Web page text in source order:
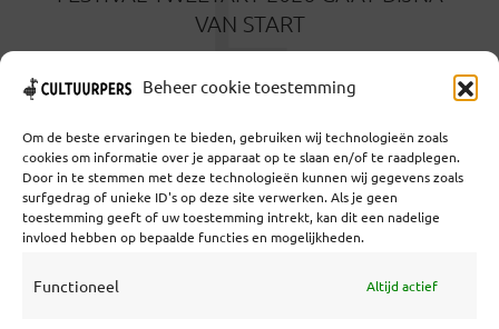
Beheer cookie toestemming
Om de beste ervaringen te bieden, gebruiken wij technologieën zoals
cookies om informatie over je apparaat op te slaan en/of te raadplegen.
Door in te stemmen met deze technologieën kunnen wij gegevens zoals
surfgedrag of unieke ID's op deze site verwerken. Als je geen
toestemming geeft of uw toestemming intrekt, kan dit een nadelige
invloed hebben op bepaalde functies en mogelijkheden.
Functioneel Altijd actief
VAN START
F
Coöperatief Cultureel Persbureau U.A. | Salzburg 29 |
3524KS Utrecht | KvK: 55573592 |Btw: